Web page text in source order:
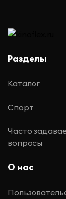
Разделы
Каталог
Спорт
Часто
вопросы
О нас